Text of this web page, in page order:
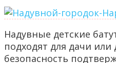
Надувные детские
подходят для дачи
безопасность